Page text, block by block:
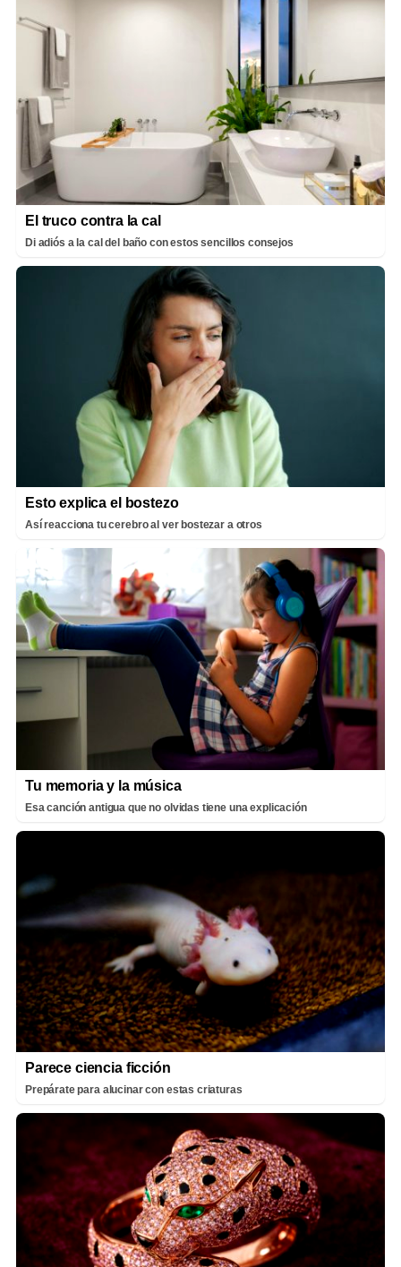
El truco contra la cal
Di adiós a la cal del baño con estos sencillos consejos
Esto explica el bostezo
Así reacciona tu cerebro al ver bostezar a otros
Tu memoria y la música
Esa canción antigua que no olvidas tiene una explicación
Parece ciencia ficción
Prepárate para alucinar con estas criaturas